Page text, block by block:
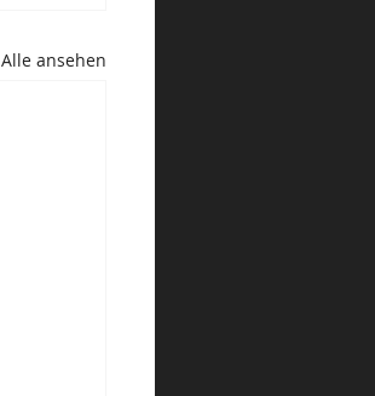
Alle ansehen